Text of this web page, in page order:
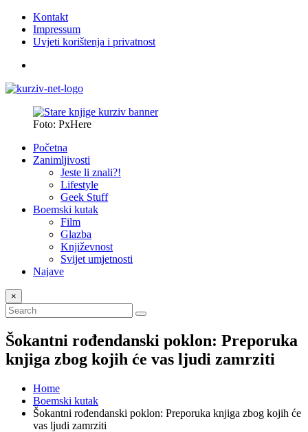
Kontakt
Impressum
Uvjeti korištenja i privatnost
Foto: PxHere
Početna
Zanimljivosti
Jeste li znali?!
Lifestyle
Geek Stuff
Boemski kutak
Film
Glazba
Književnost
Svijet umjetnosti
Najave
×
Šokantni rođendanski poklon: Preporuka
knjiga zbog kojih će vas ljudi zamrziti
Home
Boemski kutak
Šokantni rođendanski poklon: Preporuka knjiga zbog kojih će
vas ljudi zamrziti